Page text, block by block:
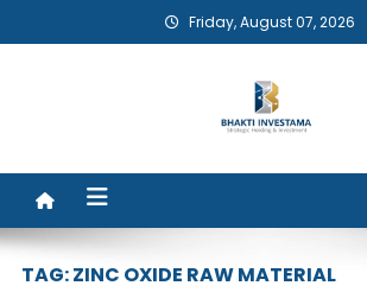
to
Friday, August 07, 2026
Bhakti
TAG:ZINC OXIDE RAW MATERIAL